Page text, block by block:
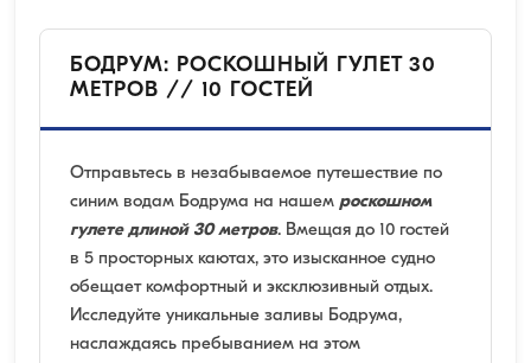
БОДРУМ: РОСКОШНЫЙ ГУЛЕТ 30
МЕТРОВ // 10 ГОСТЕЙ
Отправьтесь в незабываемое путешествие по
синим водам Бодрума на нашем роскошном
гулете длиной 30 метров. Вмещая до 10 гостей
в 5 просторных каютах, это изысканное судно
обещает комфортный и эксклюзивный отдых.
Исследуйте уникальные заливы Бодрума,
наслаждаясь пребыванием на этом